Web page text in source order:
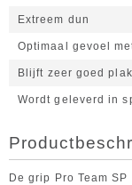
Extreem dun
Optimaal gevoel
Blijft zeer goed
Wordt geleverd in
De grip Pro Team